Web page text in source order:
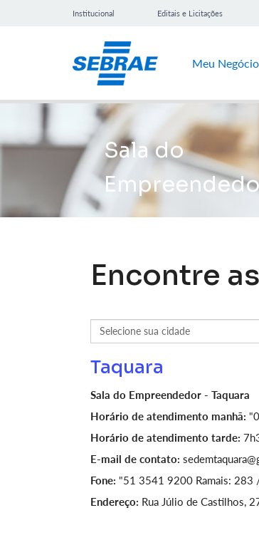
Institucional Editais e Licitações
Meu Negócio
Sala do
Encontre
Taquara
Sala do Empreendedor - Taquara
Horário de atendimento manhã:
Horário de atendimento tarde:
E-mail de contato:
Fone: "51 3541 9200 Ramais:
Endereço: Rua Júlio de Castilhos,